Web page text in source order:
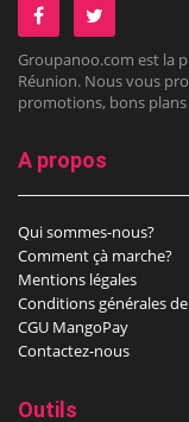
Groupanoo.com est la
Réunion. Nous vous
promotions, bons
A propos
Qui sommes-nous?
Comment çà marche?
Mentions légales
Conditions générales
CGU MangoPay
Contactez-nous
Outils